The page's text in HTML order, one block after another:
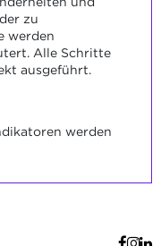
zu
werden
Alle Schritte
ausgeführt.
werden